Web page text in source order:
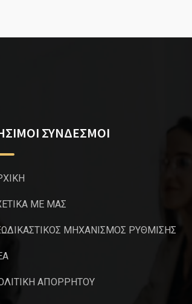
ΣΥΝΔΕΣΜΟΙ
ΜΕ ΜΑΣ
ΜΗΧΑΝΙΣΜΟΣ ΡΥΘΜΙΣΗΣ
ΑΠΟΡΡΗΤΟΥ